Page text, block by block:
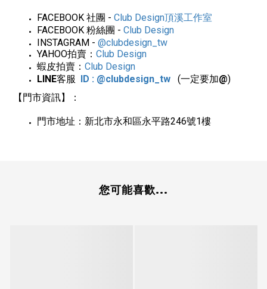
FACEBOOK 社團 - Club Design頂溪工作室
FACEBOOK 粉絲團 - Club Design
INSTAGRAM - @clubdesign_tw
YAHOO拍賣： Club Design
蝦皮拍賣： Club Design
LINE客服 ID : @clubdesign_tw (一定要加@)
【門市資訊】：
門市地址：新北市永和區永平路246號1樓
您可能喜歡...